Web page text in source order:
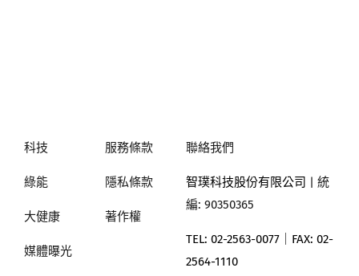
科技
綠能
大健康
媒體曝光
服務條款
隱私條款
著作權
聯絡我們
智璞科技股份有限公司
| 統
編: 90350365
TEL: 02-2563-0077｜ FAX: 02-
2564-1110